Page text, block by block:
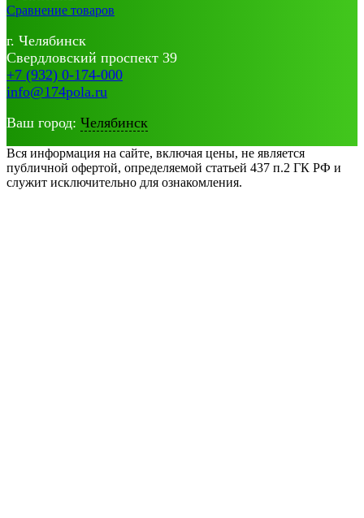
Сравнение товаров
г. Челябинск
Свердловский проспект 39
+7 (932) 0-174-000
info@174pola.ru
Ваш город: Челябинск
Вся информация на сайте, включая цены, не является
публичной офертой, определяемой статьей 437 п.2 ГК РФ и
служит исключительно для ознакомления.